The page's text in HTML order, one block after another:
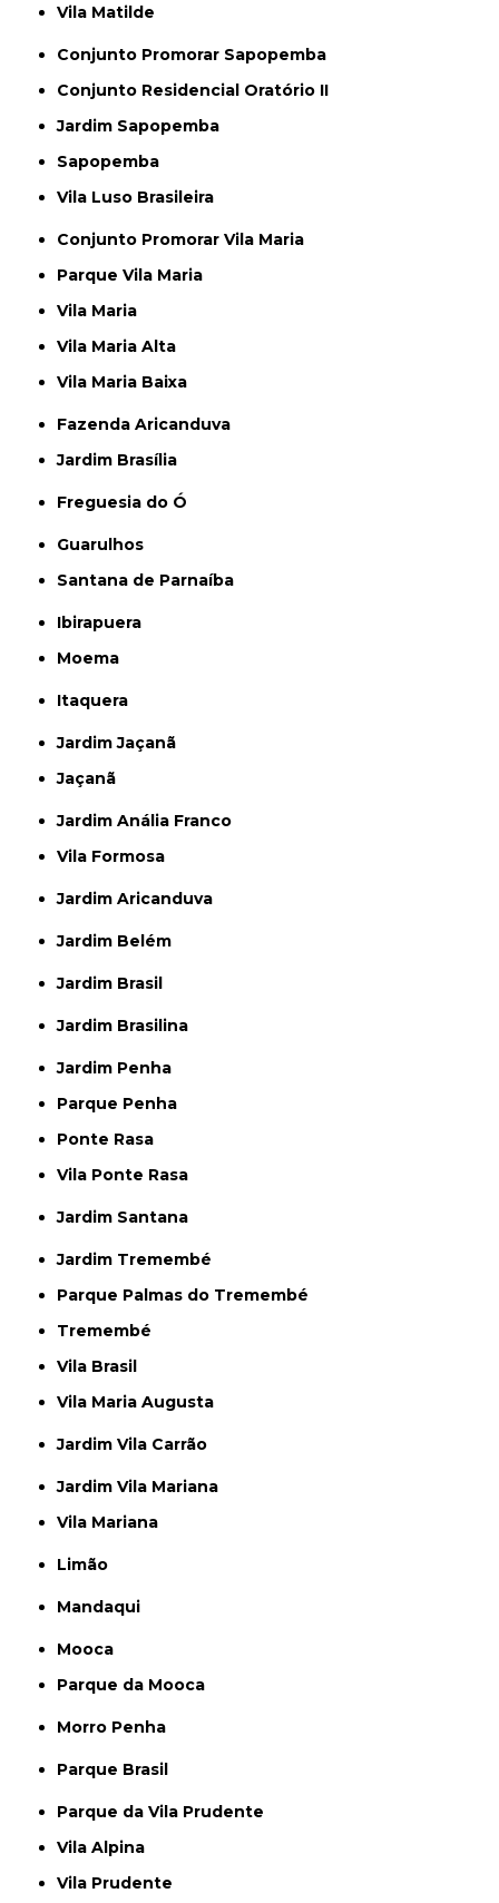
Vila Matilde
Conjunto Promorar Sapopemba
Conjunto Residencial Oratório II
Jardim Sapopemba
Sapopemba
Vila Luso Brasileira
Conjunto Promorar Vila Maria
Parque Vila Maria
Vila Maria
Vila Maria Alta
Vila Maria Baixa
Fazenda Aricanduva
Jardim Brasília
Freguesia do Ó
Guarulhos
Santana de Parnaíba
Ibirapuera
Moema
Itaquera
Jardim Jaçanã
Jaçanã
Jardim Anália Franco
Vila Formosa
Jardim Aricanduva
Jardim Belém
Jardim Brasil
Jardim Brasilina
Jardim Penha
Parque Penha
Ponte Rasa
Vila Ponte Rasa
Jardim Santana
Jardim Tremembé
Parque Palmas do Tremembé
Tremembé
Vila Brasil
Vila Maria Augusta
Jardim Vila Carrão
Jardim Vila Mariana
Vila Mariana
Limão
Mandaqui
Mooca
Parque da Mooca
Morro Penha
Parque Brasil
Parque da Vila Prudente
Vila Alpina
Vila Prudente